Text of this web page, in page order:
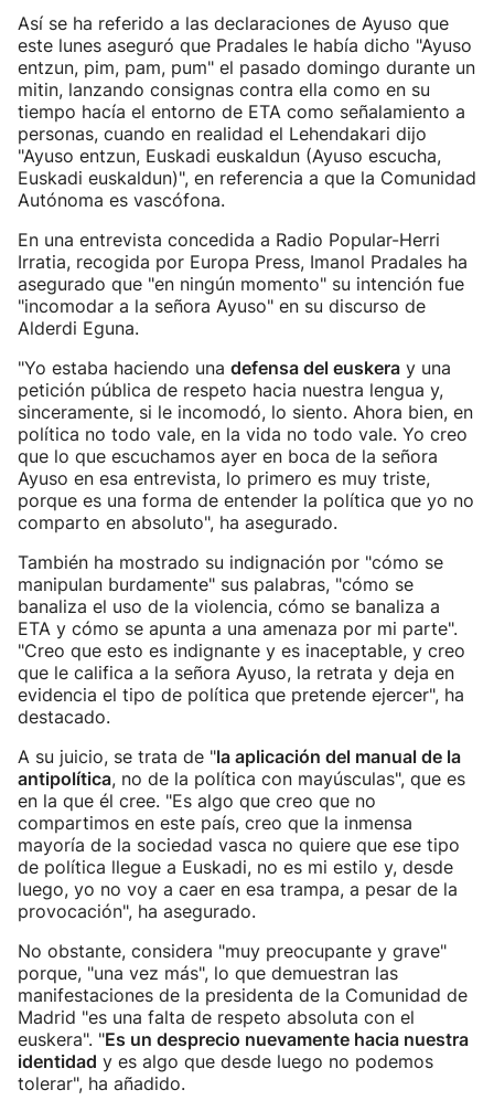
Así se ha referido a las declaraciones de Ayuso que
este lunes aseguró que Pradales le había dicho "Ayuso
entzun, pim, pam, pum" el pasado domingo durante un
mitin, lanzando consignas contra ella como en su
tiempo hacía el entorno de ETA como señalamiento a
personas, cuando en realidad el Lehendakari dijo
"Ayuso entzun, Euskadi euskaldun (Ayuso escucha,
Euskadi euskaldun)", en referencia a que la Comunidad
Autónoma es vascófona.
En una entrevista concedida a Radio Popular-Herri
Irratia, recogida por Europa Press, Imanol Pradales ha
asegurado que "en ningún momento" su intención fue
"incomodar a la señora Ayuso" en su discurso de
Alderdi Eguna.
"Yo estaba haciendo una defensa del euskera y una
petición pública de respeto hacia nuestra lengua y,
sinceramente, si le incomodó, lo siento. Ahora bien, en
política no todo vale, en la vida no todo vale. Yo creo
que lo que escuchamos ayer en boca de la señora
Ayuso en esa entrevista, lo primero es muy triste,
porque es una forma de entender la política que yo no
comparto en absoluto", ha asegurado.
También ha mostrado su indignación por "cómo se
manipulan burdamente" sus palabras, "cómo se
banaliza el uso de la violencia, cómo se banaliza a
ETA y cómo se apunta a una amenaza por mi parte".
"Creo que esto es indignante y es inaceptable, y creo
que le califica a la señora Ayuso, la retrata y deja en
evidencia el tipo de política que pretende ejercer", ha
destacado.
A su juicio, se trata de "la aplicación del manual de la
antipolítica, no de la política con mayúsculas", que es
en la que él cree. "Es algo que creo que no
compartimos en este país, creo que la inmensa
mayoría de la sociedad vasca no quiere que ese tipo
de política llegue a Euskadi, no es mi estilo y, desde
luego, yo no voy a caer en esa trampa, a pesar de la
provocación", ha asegurado.
No obstante, considera "muy preocupante y grave"
porque, "una vez más", lo que demuestran las
manifestaciones de la presidenta de la Comunidad de
Madrid "es una falta de respeto absoluta con el
euskera". "Es un desprecio nuevamente hacia nuestra
identidad y es algo que desde luego no podemos
tolerar", ha añadido.